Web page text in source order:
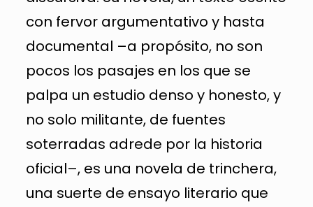
con fervor argumentativo y hasta
documental –a propósito, no son
pocos los pasajes en los que se
palpa un estudio denso y honesto, y
no solo militante, de fuentes
soterradas adrede por la historia
oficial–, es una novela de trinchera,
una suerte de ensayo literario que